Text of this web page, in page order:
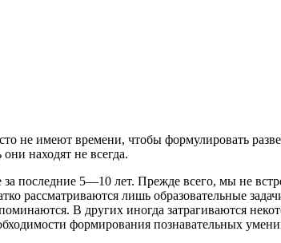
не имеют времени, чтобы формулировать
находят не всегда.
последние 5—10 лет. Прежде всего, мы не
рассматриваются лишь образовательные
В других иногда затрагиваются
формирования познавательных